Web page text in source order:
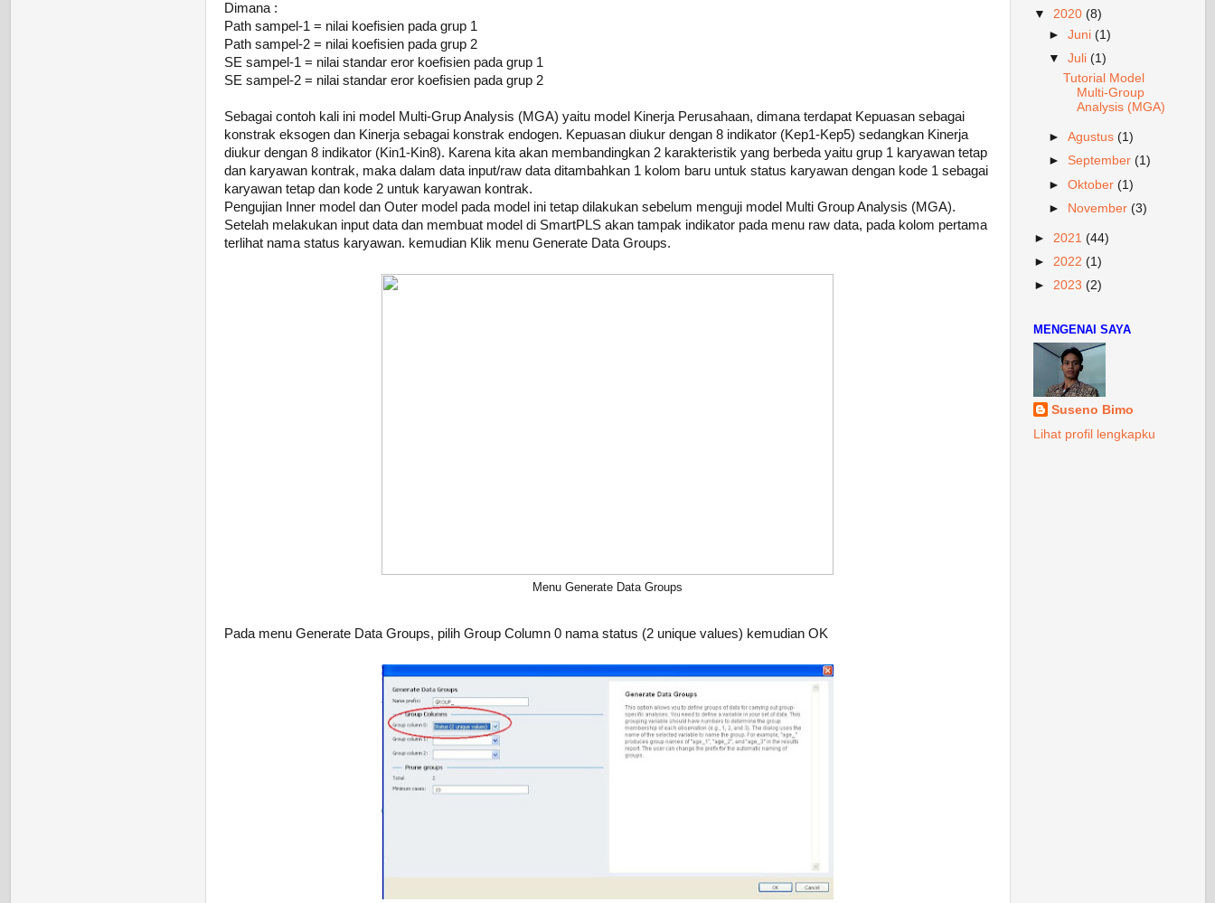
Dimana :
Path sampel-1 = nilai koefisien pada grup 1
Path sampel-2 = nilai koefisien pada grup 2
SE sampel-1 = nilai standar eror koefisien pada grup 1
SE sampel-2 = nilai standar eror koefisien pada grup 2
Sebagai contoh kali ini model Multi-Grup Analysis (MGA) yaitu model Kinerja Perusahaan, dimana terdapat Kepuasan sebagai
konstrak eksogen dan Kinerja sebagai konstrak endogen. Kepuasan diukur dengan 8 indikator (Kep1-Kep5) sedangkan Kinerja
diukur dengan 8 indikator (Kin1-Kin8). Karena kita akan membandingkan 2 karakteristik yang berbeda yaitu grup 1 karyawan tetap
dan karyawan kontrak, maka dalam data input/raw data ditambahkan 1 kolom baru untuk status karyawan dengan kode 1 sebagai
karyawan tetap dan kode 2 untuk karyawan kontrak.
Pengujian Inner model dan Outer model pada model ini tetap dilakukan sebelum menguji model Multi Group Analysis (MGA).
Setelah melakukan input data dan membuat model di SmartPLS akan tampak indikator pada menu raw data, pada kolom pertama
terlihat nama status karyawan. kemudian Klik menu Generate Data Groups.
Menu Generate Data Groups
Pada menu Generate Data Groups, pilih Group Column 0 nama status (2 unique values) kemudian OK
▼ 2020 (8)
► Juni (1)
▼ Juli (1)
Tutorial Model
Multi-Group
Analysis (MGA)
► Agustus (1)
► September (1)
► Oktober (1)
► November (3)
► 2021 (44)
► 2022 (1)
► 2023 (2)
MENGENAI SAYA
Suseno Bimo
Lihat profil lengkapku